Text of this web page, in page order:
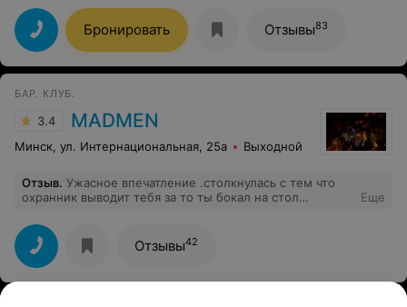
Бронировать Отзывы83
БАР. КЛУБ.
3.4 MADMEN
Минск, ул. Интернациональная, 25а Выходной
Отзыв. Ужасное впечатление .столкнулась с тем что
охранник выводит тебя за то ты бокал на стол
ужас ,не кому не буду советовать это заведение ,позор
Еще
Отзывы42